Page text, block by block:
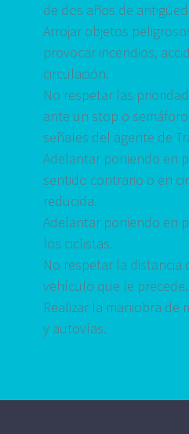
de dos años de
Arrojar objetos
provocar incendios,
circulación.
No respetar las
ante un stop o
señales del agente de
Adelantar poniendo en
sentido contrario o en
reducida.
Adelantar poniendo en
los ciclistas.
No respetar la distancia
vehículo que le precede.
Realizar la maniobra de
y autovías.